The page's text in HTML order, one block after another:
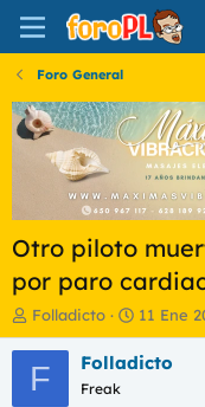
Foro General
Otro piloto
por paro
I
n
i
c
Folladicto
F
e
c
11 Ene
F Folladicto
Freak